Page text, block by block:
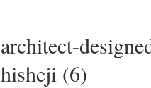
architect-
hisheji (6)